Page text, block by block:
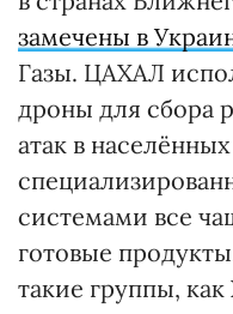
замечены в
Газы. ЦАХАЛ
дроны для сбора
атак в
системами все
готовые
такие группы,